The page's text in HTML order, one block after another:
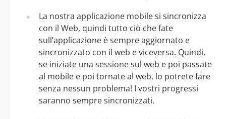
La nostra applicazione mobile si sincronizza
con il Web, quindi tutto ciò che fate
sull’applicazione è sempre aggiornato e
sincronizzato con il web e viceversa. Quindi,
se iniziate una sessione sul web e poi passate
al mobile e poi tornate al web, lo potrete fare
senza nessun problema! I vostri progressi
saranno sempre sincronizzati.